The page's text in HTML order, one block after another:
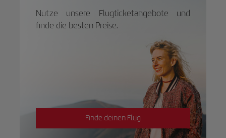
Nutze unsere Flugticketangebote und
finde die besten Preise.
Finde deinen Flug